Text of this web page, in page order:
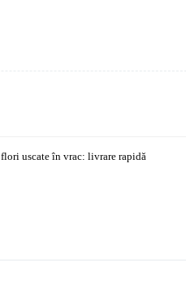
uscate în vrac: livrare rapidă